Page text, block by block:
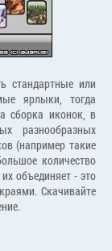
стандартные или
ярлыки, тогда
сборка иконок, в
разнообразных
(например такие
количество
объединяет - это
Скачивайте